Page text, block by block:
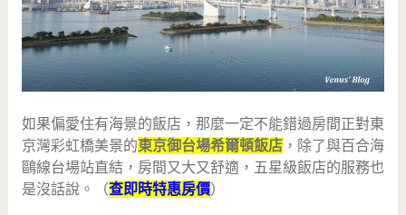
如果偏愛住有海景的飯店，那麼一定不能錯過房間正對東
京灣彩虹橋美景的東京御台場希爾頓飯店，除了與百合海
鷗線台場站直結，房間又大又舒適，五星級飯店的服務也
是沒話說。（查即時特惠房價）